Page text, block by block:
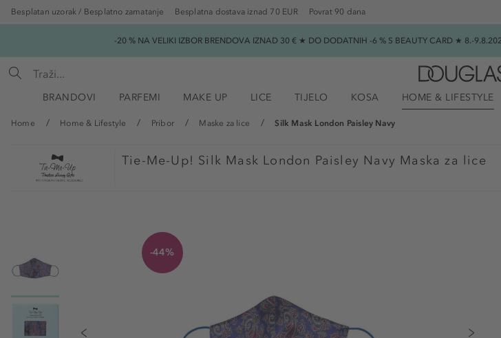
Besplatan uzorak / Besplatno zamatanje Besplatna dostava iznad 70 EUR Povrat 90 dana
-20 % NA VELIKI IZBOR BRENDOVA IZNAD 30 € ★ DO DODATNIH -6 % S BEAUTY CARD ★ 8.-
BRANDOVI PARFEMI MAKE UP LICE TIJELO KOSA HOME & LIFESTYLE
Home Home & Lifestyle Pribor Maske za lice Silk Mask London Paisley Navy
Tie-Me-Up! Silk Mask London Paisley Navy Maska za lice
-44%